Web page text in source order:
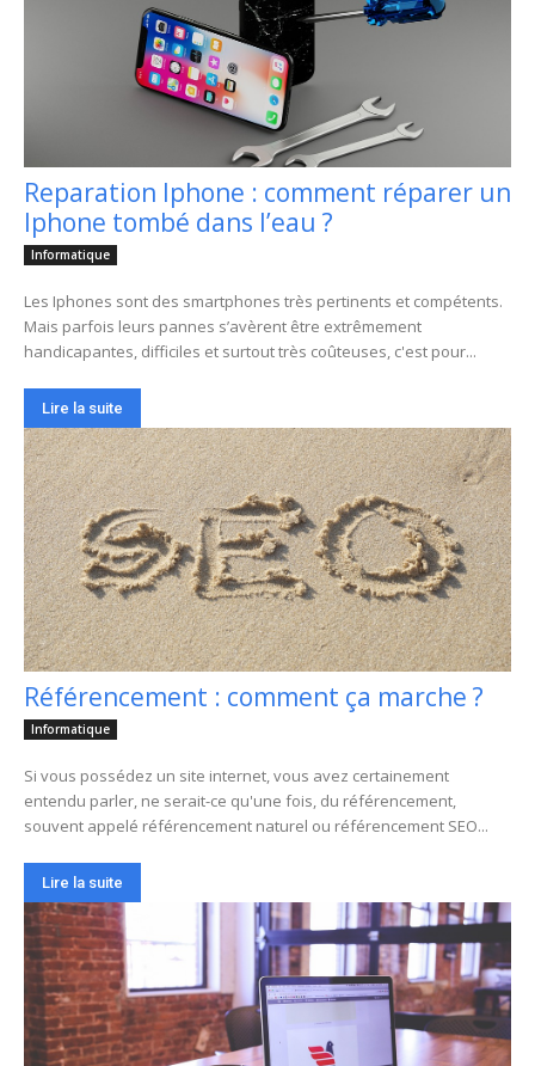
Reparation Iphone : comment réparer un
Iphone tombé dans l’eau ?
Informatique
Les Iphones sont des smartphones très pertinents et compétents.
Mais parfois leurs pannes s’avèrent être extrêmement
handicapantes, difficiles et surtout très coûteuses, c'est pour...
Lire la suite
Référencement : comment ça marche ?
Informatique
Si vous possédez un site internet, vous avez certainement
entendu parler, ne serait-ce qu'une fois, du référencement,
souvent appelé référencement naturel ou référencement SEO...
Lire la suite